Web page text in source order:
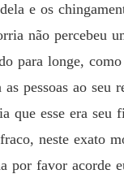
e os
não percebeu
para longe,
as pessoas ao
que esse era
neste exato
por favor acorde